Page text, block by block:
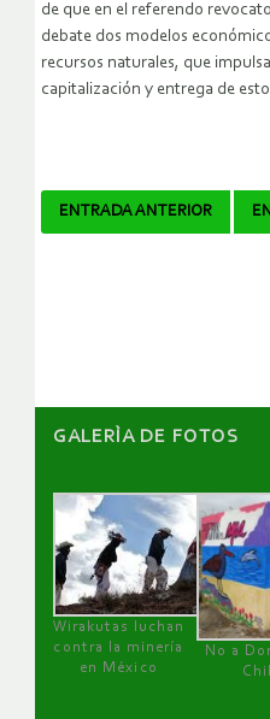
de que en el referendo
debate dos modelos
recursos naturales, que
capitalización y entrega de
Navegador
ENTRADA ANTERIOR
GALERÌA DE FOTOS
Wirakutas luchan
contra la minería
en México
No a